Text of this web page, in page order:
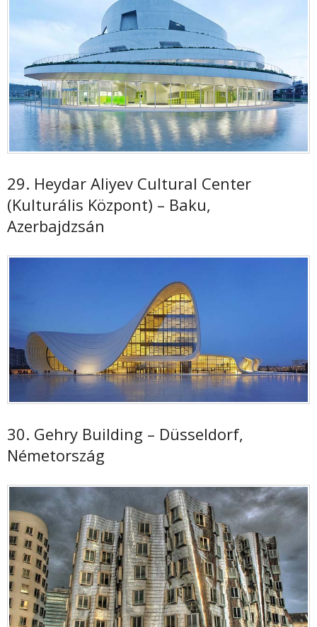
29. Heydar Aliyev Cultural Center
(Kulturális Központ) – Baku,
Azerbajdzsán
30. Gehry Building – Düsseldorf,
Németország